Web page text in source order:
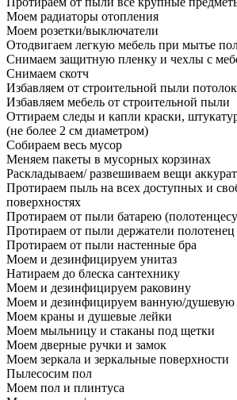
Моем радиаторы отопления
Моем розетки/выключатели
Отодвигаем легкую мебель при мытье
Снимаем защитную пленку и чехлы с
Снимаем скотч
Избавляем от строительной пыли
Избавляем мебель от строительной пыли
Оттираем следы и капли краски,
(не более 2 см диаметром)
Собираем весь мусор
Меняем пакеты в мусорных корзинах
Раскладываем/ развешиваем вещи
Протираем пыль на всех доступных и
поверхностях
Протираем от пыли батарею
Протираем от пыли держатели полотенец
Протираем от пыли настенные бра
Моем и дезинфицируем унитаз
Натираем до блеска сантехнику
Моем и дезинфицируем раковину
Моем и дезинфицируем ванную/душевую
Моем краны и душевые лейки
Моем мыльницу и стаканы под щетки
Моем дверные ручки и замок
Моем зеркала и зеркальные поверхности
Пылесосим пол
Моем пол и плинтуса